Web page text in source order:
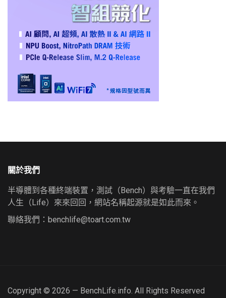
關於我們
半導體到各種終端裝置，測試（Bench）與考驗一直在我們
人生（Life）來來回回，網站名稱起源就是如此而來。
聯絡我們： benchlife@toart.com.tw
Copyright © 2026 — BenchLife.info. All Rights Reserved